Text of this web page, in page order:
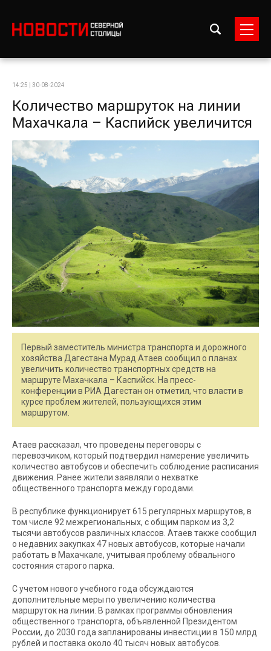
14:25 | 30-08-2024
Количество маршруток на линии
Махачкала – Каспийск увеличится
Первый заместитель министра транспорта и дорожного
хозяйства Дагестана Мурад Атаев сообщил о планах
увеличить количество транспортных средств на
маршруте Махачкала – Каспийск. На пресс-
конференции в РИА Дагестан он отметил, что власти в
курсе проблем жителей, пользующихся этим
маршрутом.
Атаев рассказал, что проведены переговоры с
перевозчиком, который подтвердил намерение увеличить
количество автобусов и обеспечить соблюдение расписания
движения. Ранее жители заявляли о нехватке
общественного транспорта между городами.
В республике функционирует 615 регулярных маршрутов, в
том числе 92 межрегиональных, с общим парком из 3,2
тысячи автобусов различных классов. Атаев также сообщил
о недавних закупках 47 новых автобусов, которые начали
работать в Махачкале, учитывая проблему обвального
состояния старого парка.
С учетом нового учебного года обсуждаются
дополнительные меры по увеличению количества
маршруток на линии. В рамках программы обновления
общественного транспорта, объявленной Президентом
России, до 2030 года запланированы инвестиции в 150 млрд
рублей и поставка около 40 тысяч новых автобусов.